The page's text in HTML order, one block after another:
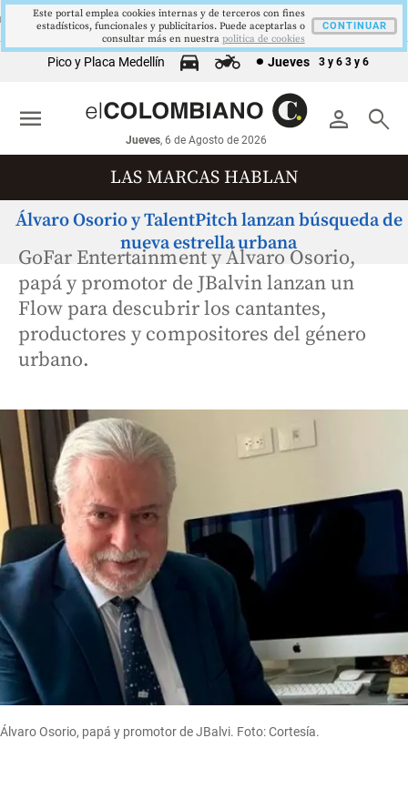
9,9 %
▼ 0.30
2,8 %
▲ 0.10
$4178,23
▲ 0.42
5,81 %
▼ 0.12
DTF12,48 %
▲ 0.05
Pico y Placa Medellín Jueves 3 y 6 3 y 6
person search
Jueves, 6 de Agosto de 2026
menu
LAS MARCAS HABLAN
Álvaro Osorio y TalentPitch lanzan búsqueda de
nueva estrella urbana
GoFar Entertainment y Álvaro Osorio,
papá y promotor de JBalvin lanzan un
Flow para descubrir los cantantes,
productores y compositores del género
urbano.
Álvaro Osorio, papá y promotor de JBalvi. Foto: Cortesía.
Este portal emplea cookies internas y de terceros con fines
estadísticos, funcionales y publicitarios. Puede aceptarlas o
consultar más en nuestra politica de cookies
CONTINUAR